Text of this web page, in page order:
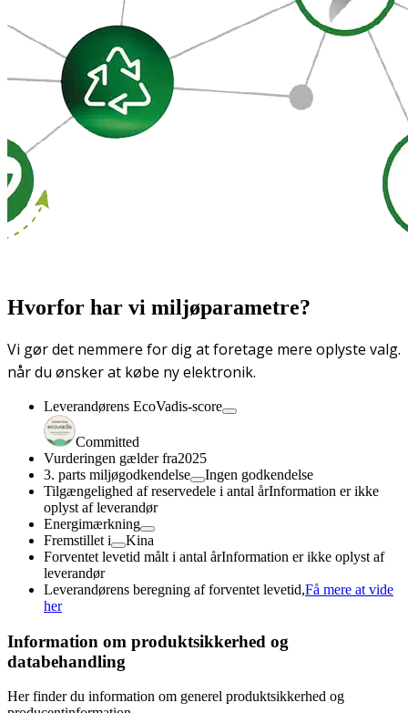
Hvorfor har vi miljøparametre?
Vi gør det nemmere for dig at foretage mere oplyste valg.
når du ønsker at købe ny elektronik.
Leverandørens EcoVadis-score
Committed
Vurderingen gælder fra2025
3. parts miljøgodkendelse
Ingen godkendelse
Tilgængelighed af reservedele i antal årInformation er ikke
oplyst af leverandør
Energimærkning
Fremstillet i
Kina
Forventet levetid målt i antal årInformation er ikke oplyst af
leverandør
Leverandørens beregning af forventet levetid,Få mere at vide
her
Information om produktsikkerhed og
databehandling
Her finder du information om generel produktsikkerhed og